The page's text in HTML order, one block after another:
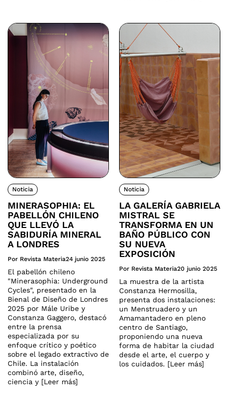
Noticia
MINERASOPHIA: EL
PABELLÓN CHILENO
QUE LLEVÓ LA
SABIDURÍA MINERAL
A LONDRES
Por Revista Materia24 junio 2025
El pabellón chileno
"Minerasophia: Underground
Cycles", presentado en la
Bienal de Diseño de Londres
2025 por Mále Uribe y
Constanza Gaggero, destacó
entre la prensa
especializada por su
enfoque crítico y poético
sobre el legado extractivo de
Chile. La instalación
combinó arte, diseño,
ciencia y [Leer más]
Noticia
LA GALERÍA GABRIELA
MISTRAL SE
TRANSFORMA EN UN
BAÑO PÚBLICO CON
SU NUEVA
EXPOSICIÓN
Por Revista Materia20 junio 2025
La muestra de la artista
Constanza Hermosilla,
presenta dos instalaciones:
un Menstruadero y un
Amamantadero en pleno
centro de Santiago,
proponiendo una nueva
forma de habitar la ciudad
desde el arte, el cuerpo y
los cuidados. [Leer más]